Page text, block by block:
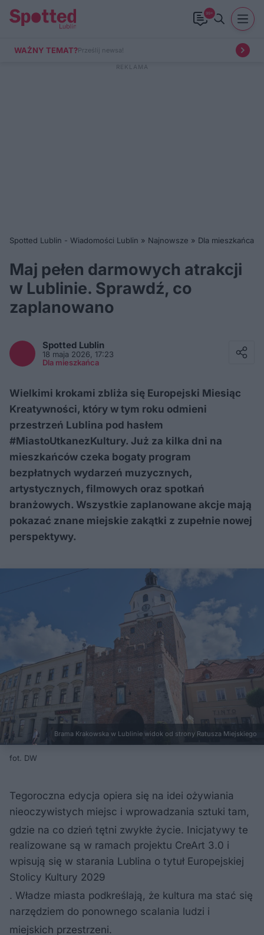
99+
WAŻNY TEMAT?Prześlij newsa!
Spotted Lublin - Wiadomości Lublin » Najnowsze » Dla mieszkańca
Maj pełen darmowych atrakcji
w Lublinie. Sprawdź, co
zaplanowano
Spotted Lublin
18 maja 2026, 17:23
Dla mieszkańca
Wielkimi krokami zbliża się Europejski Miesiąc
Kreatywności, który w tym roku odmieni
przestrzeń Lublina pod hasłem
#MiastoUtkanezKultury. Już za kilka dni na
mieszkańców czeka bogaty program
bezpłatnych wydarzeń muzycznych,
artystycznych, filmowych oraz spotkań
branżowych. Wszystkie zaplanowane akcje mają
pokazać znane miejskie zakątki z zupełnie nowej
perspektywy.
Brama Krakowska w Lublinie widok od strony Ratusza Miejskiego
fot. DW
Tegoroczna edycja opiera się na idei ożywiania
nieoczywistych miejsc i wprowadzania sztuki tam,
gdzie na co dzień tętni zwykłe życie. Inicjatywy te
realizowane są w ramach projektu CreArt 3.0 i
wpisują się w starania Lublina o tytuł Europejskiej
Stolicy Kultury 2029
. Władze miasta podkreślają, że kultura ma stać się
narzędziem do ponownego scalania ludzi i
miejskich przestrzeni.